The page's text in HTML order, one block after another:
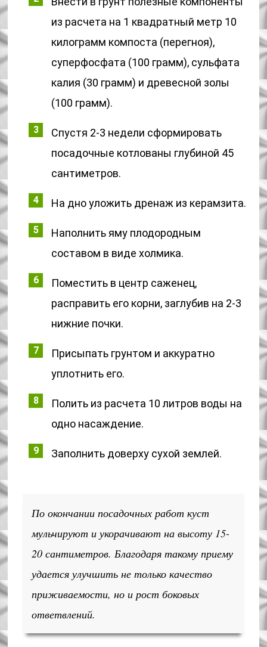
из расчета на 1 квадратный метр 10
килограмм компоста (перегноя),
суперфосфата (100 грамм), сульфата
калия (30 грамм) и древесной золы
(100 грамм).
Спустя 2-3 недели сформировать
посадочные котлованы глубиной 45
сантиметров.
На дно уложить дренаж из керамзита.
Наполнить яму плодородным
составом в виде холмика.
Поместить в центр саженец,
расправить его корни, заглубив на 2-3
нижние почки.
Присыпать грунтом и аккуратно
уплотнить его.
Полить из расчета 10 литров воды на
одно насаждение.
Заполнить доверху сухой землей.
По окончании посадочных работ куст
мульчируют и укорачивают на высоту 15-
20 сантиметров. Благодаря такому приему
удается улучшить не только качество
приживаемости, но и рост боковых
ответвлений.